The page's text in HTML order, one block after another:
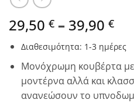
29,50 € – 39,90 €
Διαθεσιμότητα: 1-3 ημέρες
Μονόχρωμη κουβέρτα
μοντέρνα αλλά και
ανανεώσουν το